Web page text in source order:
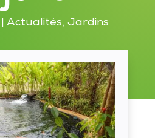
Actualités, Jardins